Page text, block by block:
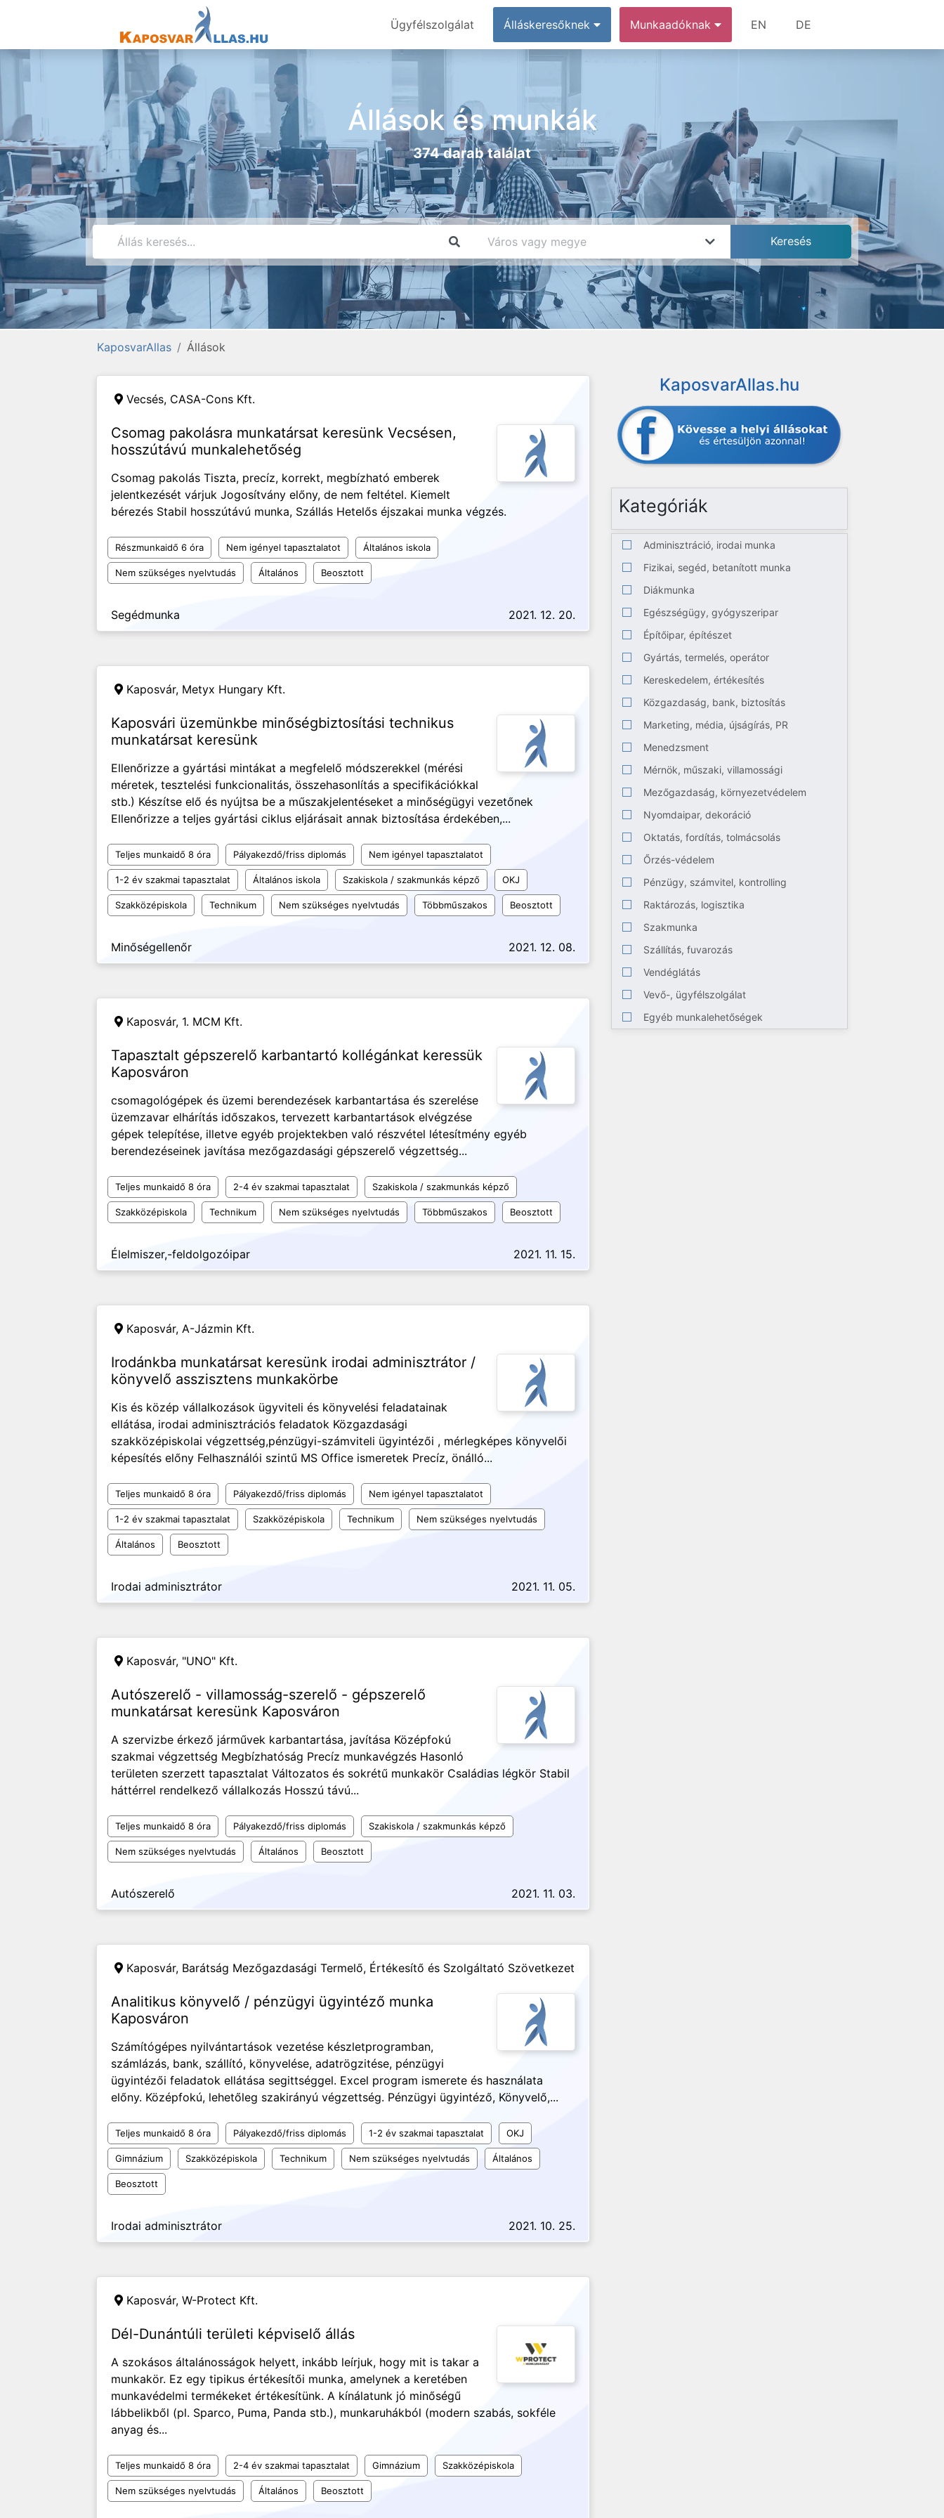
Ügyfélszolgálat Álláskeresőknek Munkaadóknak EN DE
Állások és munkák
374 darab találat
KaposvarAllas Állások
Vecsés, CASA-Cons Kft.
Csomag pakolásra munkatársat keresünk Vecsésen,
hosszútávú munkalehetőség
Csomag pakolás Tiszta, precíz, korrekt, megbízható emberek
jelentkezését várjuk Jogosítvány előny, de nem feltétel. Kiemelt
bérezés Stabil hosszútávú munka, Szállás Hetelős éjszakai munka végzés.
Részmunkaidő 6 óra Nem igényel tapasztalatot Általános iskola
Nem szükséges nyelvtudás Általános Beosztott
Segédmunka 2021. 12. 20.
Kaposvár, Metyx Hungary Kft.
Kaposvári üzemünkbe minőségbiztosítási technikus
munkatársat keresünk
Ellenőrizze a gyártási mintákat a megfelelő módszerekkel (mérési
méretek, tesztelési funkcionalitás, összehasonlítás a specifikációkkal
stb.) Készítse elő és nyújtsa be a műszakjelentéseket a minőségügyi vezetőnek
Ellenőrizze a teljes gyártási ciklus eljárásait annak biztosítása érdekében,...
Teljes munkaidő 8 óra Pályakezdő/friss diplomás Nem igényel tapasztalatot
1-2 év szakmai tapasztalat Általános iskola Szakiskola / szakmunkás képző OKJ
Szakközépiskola Technikum Nem szükséges nyelvtudás Többműszakos Beosztott
Minőségellenőr 2021. 12. 08.
Kaposvár, 1. MCM Kft.
Tapasztalt gépszerelő karbantartó kollégánkat keressük
Kaposváron
csomagológépek és üzemi berendezések karbantartása és szerelése
üzemzavar elhárítás időszakos, tervezett karbantartások elvégzése
gépek telepítése, illetve egyéb projektekben való részvétel létesítmény egyéb
berendezéseinek javítása mezőgazdasági gépszerelő végzettség...
Teljes munkaidő 8 óra 2-4 év szakmai tapasztalat Szakiskola / szakmunkás képző
Szakközépiskola Technikum Nem szükséges nyelvtudás Többműszakos Beosztott
Élelmiszer,-feldolgozóipar 2021. 11. 15.
Kaposvár, A-Jázmin Kft.
Irodánkba munkatársat keresünk irodai adminisztrátor /
könyvelő asszisztens munkakörbe
Kis és közép vállalkozások ügyviteli és könyvelési feladatainak
ellátása, irodai adminisztrációs feladatok Közgazdasági
szakközépiskolai végzettség,pénzügyi-számviteli ügyintézői , mérlegképes könyvelői
képesítés előny Felhasználói szintű MS Office ismeretek Precíz, önálló...
Teljes munkaidő 8 óra Pályakezdő/friss diplomás Nem igényel tapasztalatot
1-2 év szakmai tapasztalat Szakközépiskola Technikum Nem szükséges nyelvtudás
Általános Beosztott
Irodai adminisztrátor 2021. 11. 05.
Kaposvár, "UNO" Kft.
Autószerelő - villamosság-szerelő - gépszerelő
munkatársat keresünk Kaposváron
A szervizbe érkező járművek karbantartása, javítása Középfokú
szakmai végzettség Megbízhatóság Precíz munkavégzés Hasonló
területen szerzett tapasztalat Változatos és sokrétű munkakör Családias légkör Stabil
háttérrel rendelkező vállalkozás Hosszú távú...
Teljes munkaidő 8 óra Pályakezdő/friss diplomás Szakiskola / szakmunkás képző
Nem szükséges nyelvtudás Általános Beosztott
Autószerelő 2021. 11. 03.
Kaposvár, Barátság Mezőgazdasági Termelő, Értékesítő és Szolgáltató Szövetkezet
Analitikus könyvelő / pénzügyi ügyintéző munka
Kaposváron
Számítógépes nyilvántartások vezetése készletprogramban,
számlázás, bank, szállító, könyvelése, adatrögzitése, pénzügyi
ügyintézői feladatok ellátása segittséggel. Excel program ismerete és használata
előny. Középfokú, lehetőleg szakirányú végzettség. Pénzügyi ügyintéző, Könyvelő,...
Teljes munkaidő 8 óra Pályakezdő/friss diplomás 1-2 év szakmai tapasztalat OKJ
Gimnázium Szakközépiskola Technikum Nem szükséges nyelvtudás Általános
Beosztott
Irodai adminisztrátor 2021. 10. 25.
Kaposvár, W-Protect Kft.
Dél-Dunántúli területi képviselő állás
A szokásos általánosságok helyett, inkább leírjuk, hogy mit is takar a
munkakör. Ez egy tipikus értékesítői munka, amelynek a keretében
munkavédelmi termékeket értékesítünk. A kínálatunk jó minőségű
lábbelikből (pl. Sparco, Puma, Panda stb.), munkaruhákból (modern szabás, sokféle
anyag és...
Teljes munkaidő 8 óra 2-4 év szakmai tapasztalat Gimnázium Szakközépiskola
Nem szükséges nyelvtudás Általános Beosztott
KaposvarAllas.hu
Kategóriák
Adminisztráció, irodai munka
Fizikai, segéd, betanított munka
Diákmunka
Egészségügy, gyógyszeripar
Építőipar, építészet
Gyártás, termelés, operátor
Kereskedelem, értékesítés
Közgazdaság, bank, biztosítás
Marketing, média, újságírás, PR
Menedzsment
Mérnök, műszaki, villamossági
Mezőgazdaság, környezetvédelem
Nyomdaipar, dekoráció
Oktatás, fordítás, tolmácsolás
Őrzés-védelem
Pénzügy, számvitel, kontrolling
Raktározás, logisztika
Szakmunka
Szállítás, fuvarozás
Vendéglátás
Vevő-, ügyfélszolgálat
Egyéb munkalehetőségek